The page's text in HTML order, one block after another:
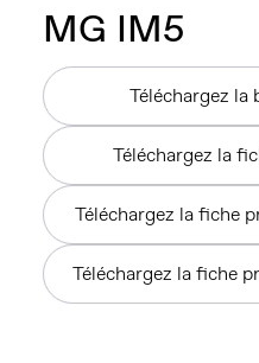
MG IM5
Téléchargez
Téléchargez la
Téléchargez la fiche
Téléchargez la fiche